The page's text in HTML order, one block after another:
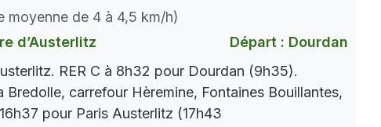
moyenne de 4 à 4,5 km/h)
d’Austerlitz
Départ : Dourdan
RER C à 8h32 pour Dourdan (9h35).
Bredolle, carrefour Hèremine, Fontaines Bouillantes,
pour Paris Austerlitz (17h43